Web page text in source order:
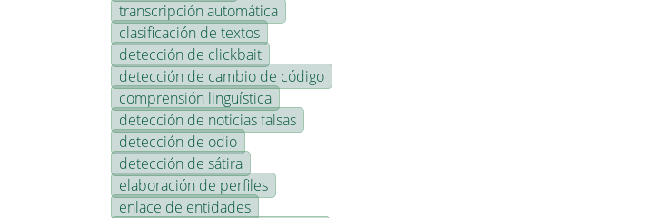
transcripción automática
clasificación de textos
detección de clickbait
detección de cambio de código
comprensión lingüística
detección de noticias falsas
detección de odio
detección de sátira
elaboración de perfiles
enlace de entidades